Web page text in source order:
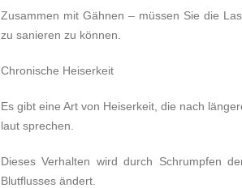
Zusammen mit Gähnen – müssen Sie die
zu sanieren zu können.
Chronische Heiserkeit
Es gibt eine Art von Heiserkeit, die nach
laut sprechen.
Dieses Verhalten wird durch Schrumpfen
Blutflusses ändert.